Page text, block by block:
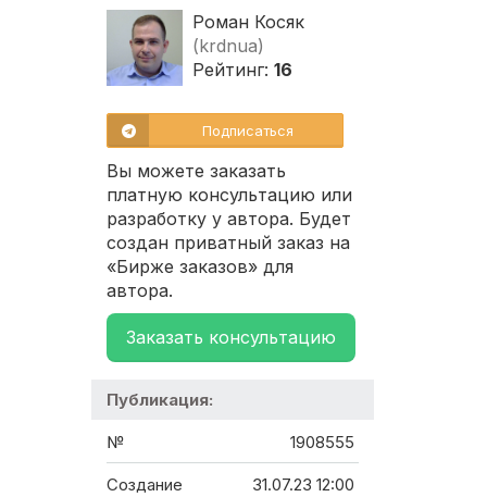
Роман Косяк
(krdnua)
Рейтинг: 16
Подписаться
Вы можете заказать
платную консультацию или
разработку у автора. Будет
создан приватный заказ на
«Бирже заказов» для
автора.
Заказать консультацию
Публикация:
№ 1908555
Создание 31.07.23 12:00